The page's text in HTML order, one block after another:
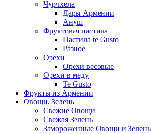
Чурчхела
Дары Армении
Ануш
Фруктовая пастила
Пастила te Gusto
Разное
Орехи
Орехи весовые
Орехи в меду
Te Gusto
Фрукты из Армении
Овощи. Зелень
Свежие Овощи
Свежая Зелень
Замороженные Овощи и Зелень